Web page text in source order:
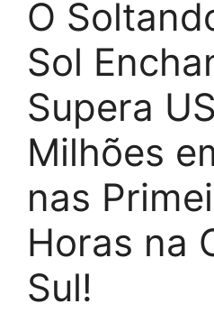
O
Sol
Supera
Milhões
nas
Horas na
Sul!